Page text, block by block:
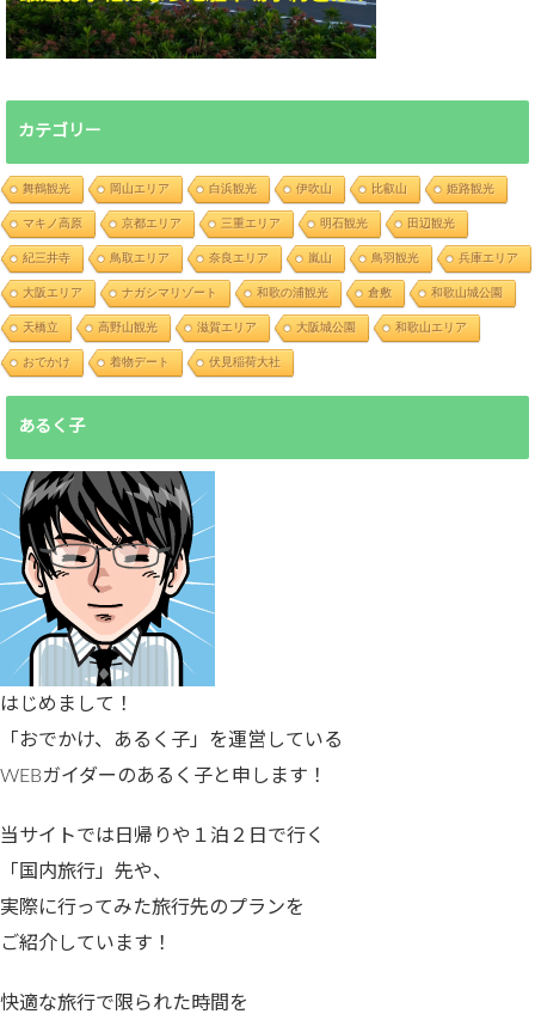
カテゴリー
舞鶴観光 岡山エリア 白浜観光 伊吹山 比叡山 姫路観光
マキノ高原 京都エリア 三重エリア 明石観光 田辺観光
紀三井寺 鳥取エリア 奈良エリア 嵐山 鳥羽観光 兵庫エリア
大阪エリア ナガシマリゾート 和歌の浦観光 倉敷 和歌山城公園
天橋立 高野山観光 滋賀エリア 大阪城公園 和歌山エリア
おでかけ 着物デート 伏見稲荷大社
あるく子
はじめまして！
「おでかけ、あるく子」を運営している
WEBガイダーのあるく子と申します！
当サイトでは日帰りや１泊２日で行く
「国内旅行」先や、
実際に行ってみた旅行先のプランを
ご紹介しています！
快適な旅行で限られた時間を